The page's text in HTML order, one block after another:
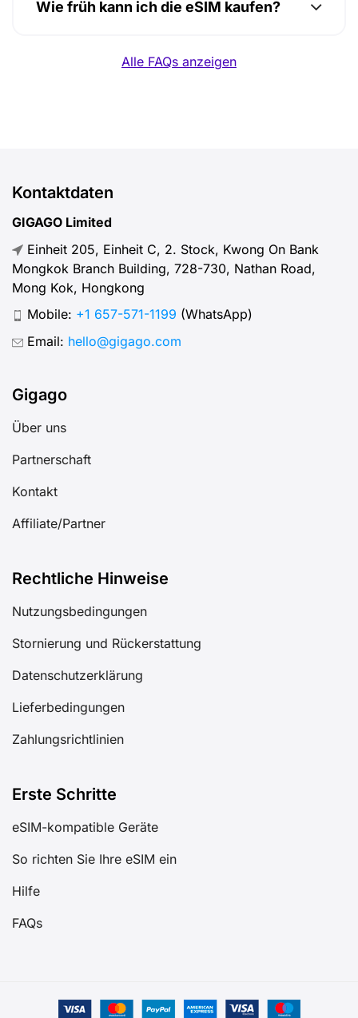
Wie früh kann ich die eSIM kaufen?
Alle FAQs anzeigen
Kontaktdaten
GIGAGO Limited
Einheit 205, Einheit C, 2. Stock, Kwong On Bank
Mongkok Branch Building, 728-730, Nathan Road,
Mong Kok, Hongkong
Mobile: +1 657-571-1199 (WhatsApp)
Email: hello@gigago.com
Gigago
Über uns
Partnerschaft
Kontakt
Affiliate/Partner
Rechtliche Hinweise
Nutzungsbedingungen
Stornierung und Rückerstattung
Datenschutzerklärung
Lieferbedingungen
Zahlungsrichtlinien
Erste Schritte
eSIM-kompatible Geräte
So richten Sie Ihre eSIM ein
Hilfe
FAQs